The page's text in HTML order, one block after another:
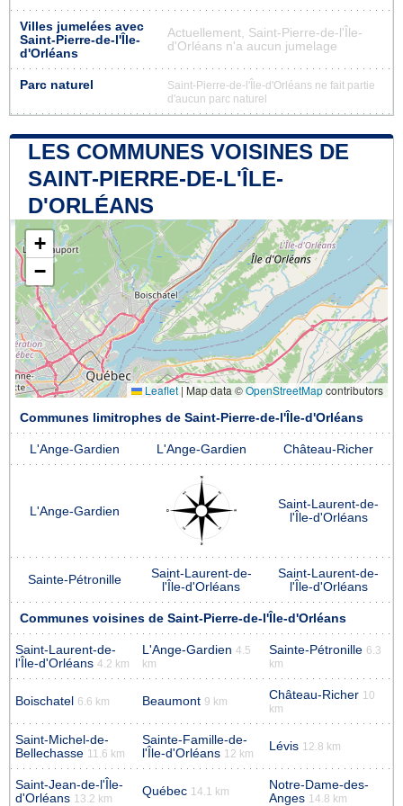
Villes jumelées avec
Saint-Pierre-de-l'Île-
d'Orléans
Actuellement, Saint-Pierre-de-l'Île-
d'Orléans n'a aucun jumelage
Parc naturel
Saint-Pierre-de-l'Île-d'Orléans ne fait partie
d'aucun parc naturel
LES COMMUNES VOISINES DE
SAINT-PIERRE-DE-L'ÎLE-
D'ORLÉANS
+
−
Leaflet | Map data ©OpenStreetMapcontributors
Communes limitrophes de Saint-Pierre-de-l'Île-d'Orléans
L'Ange-Gardien L'Ange-Gardien Château-Richer
L'Ange-Gardien
Saint-Laurent-de-
l'Île-d'Orléans
Sainte-Pétronille
Saint-Laurent-de-
l'Île-d'Orléans
Saint-Laurent-de-
l'Île-d'Orléans
Communes voisines de Saint-Pierre-de-l'Île-d'Orléans
Saint-Laurent-de-
l'Île-d'Orléans 4.2 km
L'Ange-Gardien 4.5
km
Sainte-Pétronille 6.3
km
Boischatel 6.6 km Beaumont 9 km Château-Richer 10
km
Saint-Michel-de-
Bellechasse 11.6 km
Sainte-Famille-de-
l'Île-d'Orléans 12 km
Lévis 12.8 km
Saint-Jean-de-l'Île-
d'Orléans 13.2 km
Québec 14.1 km
Notre-Dame-des-
Anges 14.8 km